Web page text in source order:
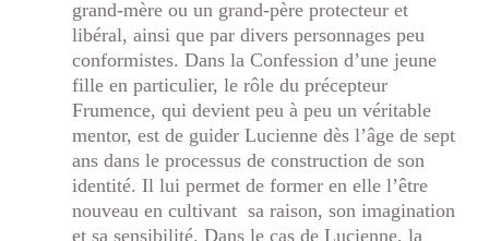
grand-mère ou un grand-père protecteur et
libéral, ainsi que par divers personnages peu
conformistes. Dans la Confession d’une jeune
fille en particulier, le rôle du précepteur
Frumence, qui devient peu à peu un véritable
mentor, est de guider Lucienne dès l’âge de sept
ans dans le processus de construction de son
identité. Il lui permet de former en elle l’être
nouveau en cultivant sa raison, son imagination
et sa sensibilité. Dans le cas de Lucienne, la